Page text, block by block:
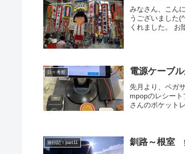
みなさん、こん
うございました
くれました。 お
日々考察 電源ケーブ
先月より、ペガ
mpopのレシー
さんのポケット
旅行記！part11 釧路～根室